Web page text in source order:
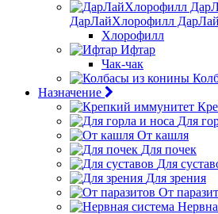
ДарЛайХлорофилл
Хлорофилл
Ифтар
Чак-чак
Назначение
Для
От кашля
Для почек
Для
Для зрения
От